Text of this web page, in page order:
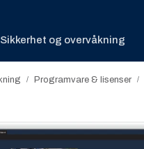
Sikkerhet og overvåkning
Programvare & lisenser